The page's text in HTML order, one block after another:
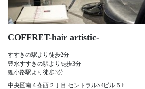
COFFRET-hair artistic-
すすきの駅より徒歩2分
豊水すすきの駅より徒歩3分
狸小路駅より徒歩3分
中央区南４条西２丁目 セントラルS4ビル５F